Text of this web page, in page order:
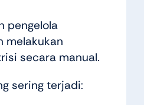
pengelola
melakukan
secara manual.
sering terjadi: